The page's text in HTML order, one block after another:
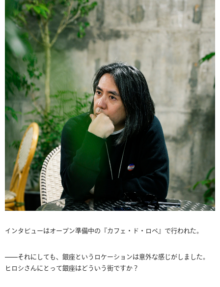
インタビューはオープン準備中の『カフェ・ド・ロペ』で行われた。
——それにしても、銀座というロケーションは意外な感じがしました。
ヒロシさんにとって銀座はどういう街ですか？